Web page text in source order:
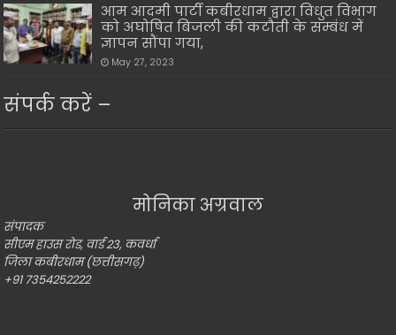
आम आदमी पार्टी कबीरधाम द्वारा विधुत विभाग
को अघोषित बिजली की कटौती के सम्बंध में
ज्ञापन सौंपा गया,
May 27, 2023
संपर्क करें –
मोनिका अग्रवाल
संपादक
सीएम हाउस रोड, वार्ड 23, कवर्धा
जिला कबीरधाम (छत्तीसगढ़)
+91 7354252222